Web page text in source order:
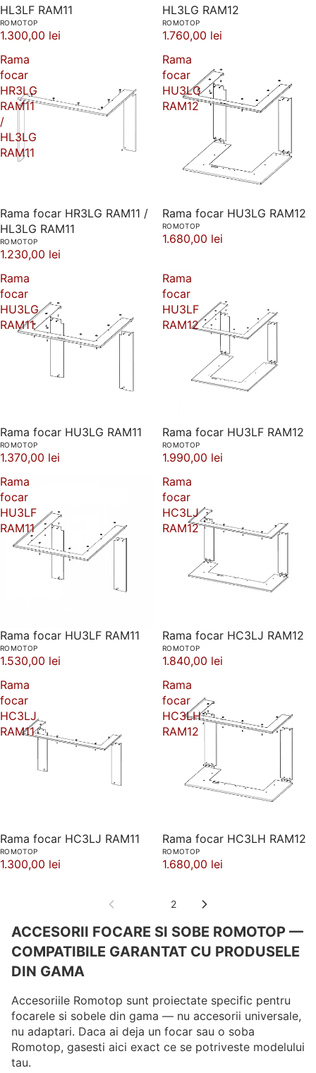
HL3LF RAM11
ROMOTOP
1.300,00 lei
HL3LG RAM12
ROMOTOP
1.760,00 lei
Rama
focar
HR3LG
RAM11
/
HL3LG
RAM11
Rama focar HR3LG RAM11 /
HL3LG RAM11
ROMOTOP
1.230,00 lei
Rama
focar
HU3LG
RAM12
Rama focar HU3LG RAM12
ROMOTOP
1.680,00 lei
Rama
focar
HU3LG
RAM11
Rama focar HU3LG RAM11
ROMOTOP
1.370,00 lei
Rama
focar
HU3LF
RAM12
Rama focar HU3LF RAM12
ROMOTOP
1.990,00 lei
Rama
focar
HU3LF
RAM11
Rama focar HU3LF RAM11
ROMOTOP
1.530,00 lei
Rama
focar
HC3LJ
RAM12
Rama focar HC3LJ RAM12
ROMOTOP
1.840,00 lei
Rama
focar
HC3LJ
RAM11
Rama focar HC3LJ RAM11
ROMOTOP
1.300,00 lei
Rama
focar
HC3LH
RAM12
Rama focar HC3LH RAM12
ROMOTOP
1.680,00 lei
2
ACCESORII FOCARE SI SOBE ROMOTOP —
COMPATIBILE GARANTAT CU PRODUSELE
DIN GAMA
Accesoriile Romotop sunt proiectate specific pentru
focarele si sobele din gama — nu accesorii universale,
nu adaptari. Daca ai deja un focar sau o soba
Romotop, gasesti aici exact ce se potriveste modelului
tau.